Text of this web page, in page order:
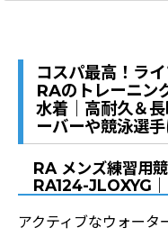
コスパ最高！ラ
RAのトレーニ
水着｜高耐久＆
ーバーや競泳選
RA メンズ練習用
RA124-JLOXYG
アクティブなウォータ